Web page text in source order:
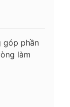
góp phần
làm